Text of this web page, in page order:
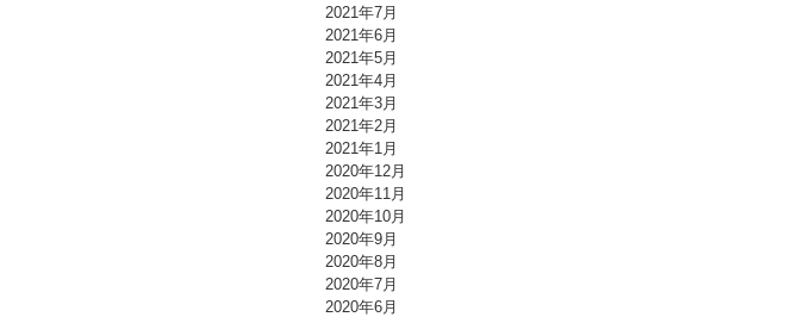
2021年7月
2021年6月
2021年5月
2021年4月
2021年3月
2021年2月
2021年1月
2020年12月
2020年11月
2020年10月
2020年9月
2020年8月
2020年7月
2020年6月